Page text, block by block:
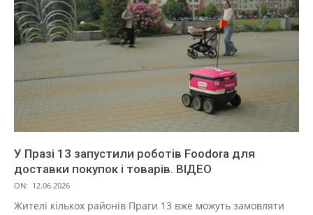
У Празі 13 запустили роботів Foodora для
доставки покупок і товарів. ВІДЕО
ON: 12.06.2026
Жителі кількох районів Праги 13 вже можуть замовляти